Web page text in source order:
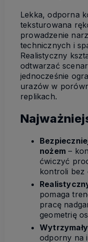
Lekka, odporna
teksturowana
prowadzenie
technicznych i
Realistyczny
odtwarzać
jednocześnie
urazów w
replikach.
nożem –
ćwiczyć
kontroli bez
pomaga
pracę
geometrię
odporny na